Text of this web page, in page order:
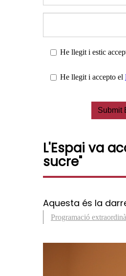
He llegit i estic
He llegit i accepto el
Submit
L'Espai va
sucre"
Aquesta és la
Programació